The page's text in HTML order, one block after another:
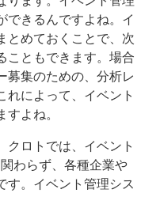
できるんですよね。イ
とめておくことで、次
こともできます。場合
募集のための、分析レ
れによって、イベント
よね。
クロトでは、イベント
わらず、各種企業や
す。イベント管理シス